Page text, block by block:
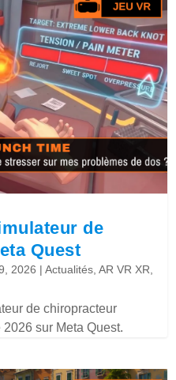
de
Quest
2026 |Actualités,AR VR XR,
de chiropracteur
sur Meta Quest.